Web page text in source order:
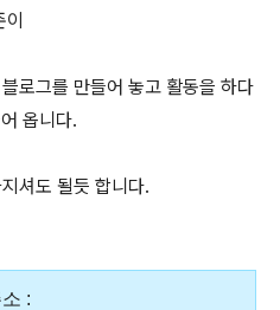
로그를 만들어 놓고 활동을 하다
옵니다.
셔도 될듯 합니다.
: